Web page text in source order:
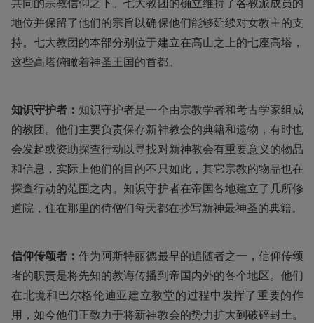
地位并保留了他们的宗旨以确保他们能够延续对女教主的支
持。七大教团的本部分别位于建立在高山之上的七座高塔，
这些高塔俯瞰着神圣王国的首都。
知识守护者： 知识守护者是一个由宗教学者和考古学家组成
的教团。他们主要负责保存新神教会的典籍和遗物，有时也
会发起或资助探查行动以寻找对新神教会有重要意义的物品
和信息，实际上他们的目的不只如此，其它宗教的物品也在
探查行动的范围之内。知识守护者在帝国各地建立了几所修
道院，住在那里的侍僧们每天都在抄写新神最神圣的典籍。
信仰传颂者：作为阿斯特丽德最早的追随者之一，信仰传颂
者的职责是将先知的教诲传播到帝国内外的各个地区。他们
在北境和巴尔格伦迪亚建立教堂的过程中发挥了重要的作
用，如今他们正致力于将新神教会的势力扩大到破碎封土。